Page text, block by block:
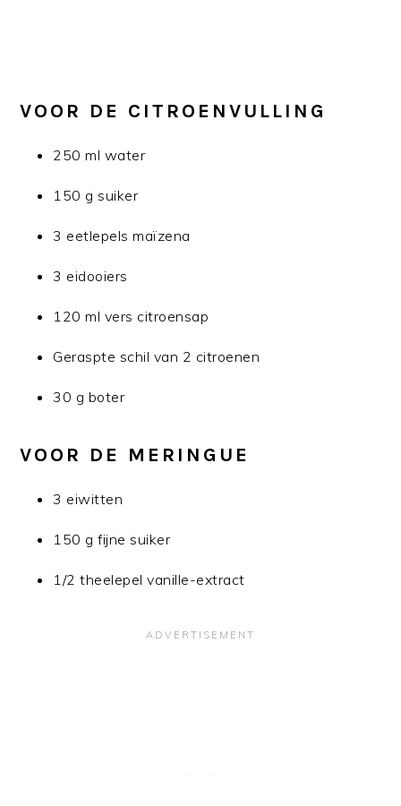
VOOR DE CITROENVULLING
250 ml water
150 g suiker
3 eetlepels maïzena
3 eidooiers
120 ml vers citroensap
Geraspte schil van 2 citroenen
30 g boter
VOOR DE MERINGUE
3 eiwitten
150 g fijne suiker
1/2 theelepel vanille-extract